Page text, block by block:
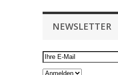
NEWSLETTER